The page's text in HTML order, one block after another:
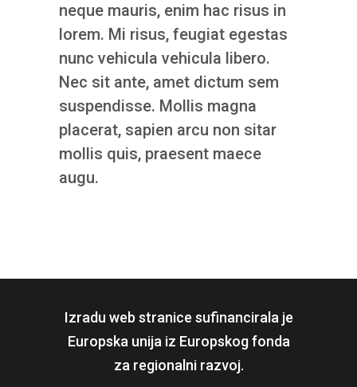
neque mauris, enim hac risus in
lorem. Mi risus, feugiat egestas
nunc vehicula vehicula libero.
Nec sit ante, amet dictum sem
suspendisse. Mollis magna
placerat, sapien arcu non sitar
mollis quis, praesent maece
augu.
Izradu web stranice sufinancirala je
Europska unija iz Europskog fonda
za regionalni razvoj.